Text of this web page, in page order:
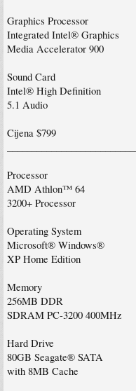
Graphics Processor
Integrated Intel® Graphics
Media Accelerator 900
Sound Card
Intel® High Definition
5.1 Audio
Cijena $799
Processor
AMD Athlon™ 64
3200+ Processor
Operating System
Microsoft® Windows®
XP Home Edition
Memory
256MB DDR
SDRAM PC-3200 400MHz
Hard Drive
80GB Seagate® SATA
with 8MB Cache